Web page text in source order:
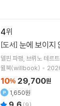
4
[도서] 눈에 보이지
델핀 파팽 브뤼노 테르
역
윌북(willbook)
10% 29,700원
1,650원